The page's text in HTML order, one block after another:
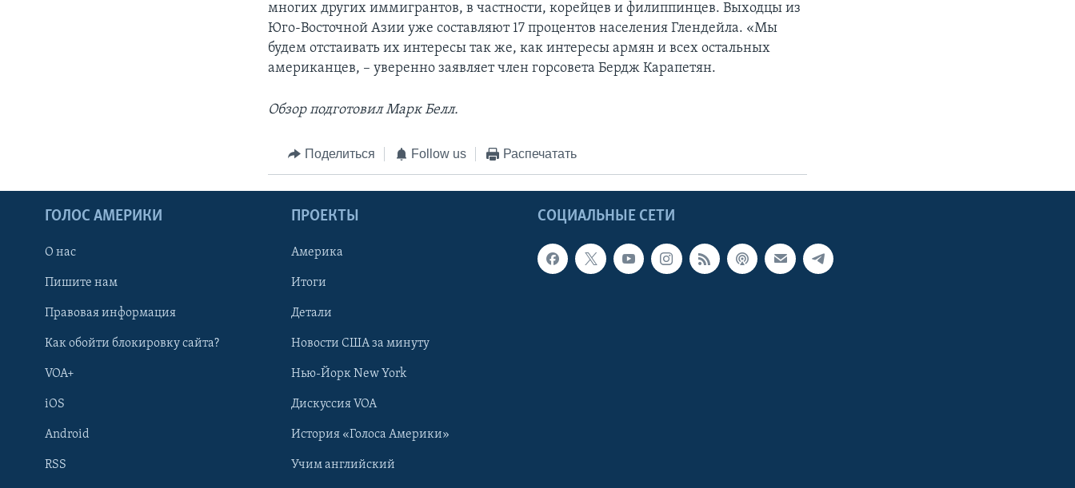
многих других иммигрантов, в частности, корейцев и филиппинцев. Выходцы из
Юго-Восточной Азии уже составляют 17 процентов населения Глендейла. «Мы
будем отстаивать их интересы так же, как интересы армян и всех остальных
американцев, – уверенно заявляет член горсовета Бердж Карапетян.
Обзор подготовил Марк Белл.
Поделиться Follow us Распечатать
СОЦИАЛЬНЫЕ СЕТИ
ГОЛОС АМЕРИКИ
О нас
Пишите нам
Правовая информация
Как обойти блокировку сайта?
VOA+
iOS
Android
RSS
ПРОЕКТЫ
Америка
Итоги
Детали
Новости США за минуту
Нью-Йорк New York
Дискуссия VOA
История «Голоса Америки»
Учим английский